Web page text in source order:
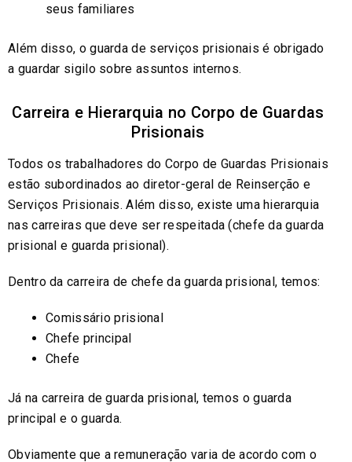
seus familiares
Além disso, o guarda de serviços prisionais é obrigado
a guardar sigilo sobre assuntos internos.
Carreira e Hierarquia no Corpo de Guardas
Prisionais
Todos os trabalhadores do Corpo de Guardas Prisionais
estão subordinados ao diretor-geral de Reinserção e
Serviços Prisionais. Além disso, existe uma hierarquia
nas carreiras que deve ser respeitada (chefe da guarda
prisional e guarda prisional).
Dentro da carreira de chefe da guarda prisional, temos:
Comissário prisional
Chefe principal
Chefe
Já na carreira de guarda prisional, temos o guarda
principal e o guarda.
Obviamente que a remuneração varia de acordo com o